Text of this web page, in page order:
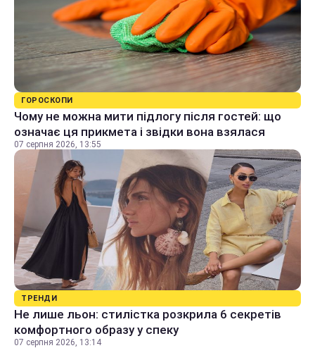
ГОРОСКОПИ
Чому не можна мити підлогу після гостей: що
означає ця прикмета і звідки вона взялася
07 серпня 2026, 13:55
ТРЕНДИ
Не лише льон: стилістка розкрила 6 секретів
комфортного образу у спеку
07 серпня 2026, 13:14